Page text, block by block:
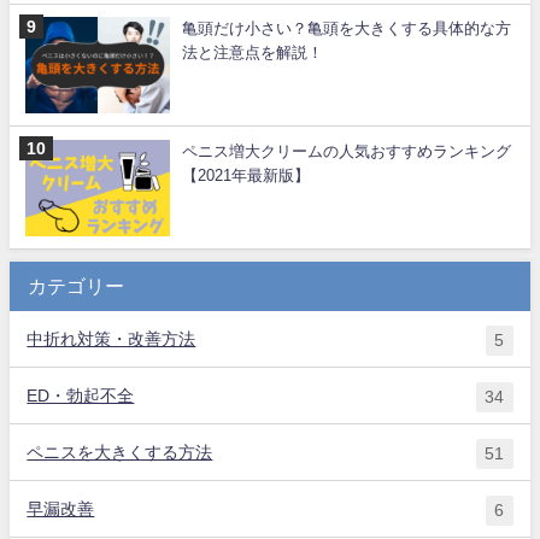
亀頭だけ小さい？亀頭を大きくする具体的な方
法と注意点を解説！
ペニス増大クリームの人気おすすめランキング
【2021年最新版】
カテゴリー
中折れ対策・改善方法 5
ED・勃起不全 34
ペニスを大きくする方法 51
早漏改善 6